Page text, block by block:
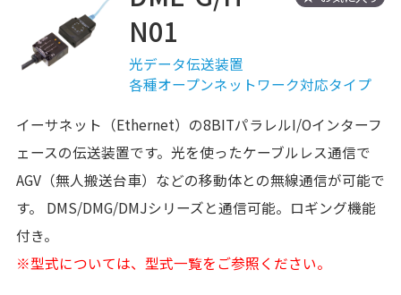
N01
光データ伝送装置
各種オープンネットワーク対応タイプ
イーサネット（Ethernet）の8BITパラレルI/Oインターフ
ェースの伝送装置です。光を使ったケーブルレス通信で
AGV（無人搬送台車）などの移動体との無線通信が可能で
す。 DMS/DMG/DMJシリーズと通信可能。ロギング機能
付き。
※型式については、型式一覧をご参照ください。